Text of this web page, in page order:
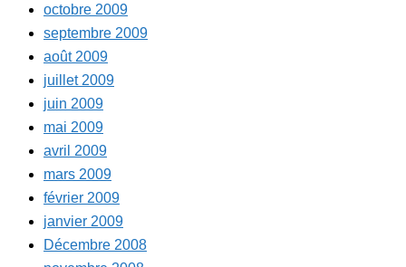
octobre 2009
septembre 2009
août 2009
juillet 2009
juin 2009
mai 2009
avril 2009
mars 2009
février 2009
janvier 2009
Décembre 2008